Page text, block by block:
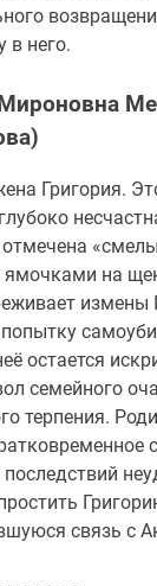
в него.
Григория.
ямочками на
измены
остается
семейного
терпения.
связь с